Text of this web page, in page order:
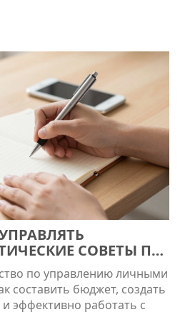
СОВЕТЫ ПО
по управлению личными
составить бюджет, создать
эффективно работать с